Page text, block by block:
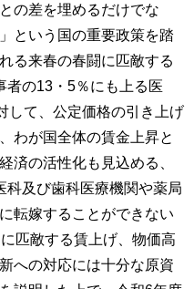
の差を埋めるだけでな
という国の重要政策を踏
る来春の春闘に匹敵する
者の13・5％にも上る医
して、公定価格の引き上げ
わが国全体の賃金上昇と
済の活性化も見込める、
科及び歯科医療機関や薬局
転嫁することができない
匹敵する賃上げ、物価高
への対応には十分な原資